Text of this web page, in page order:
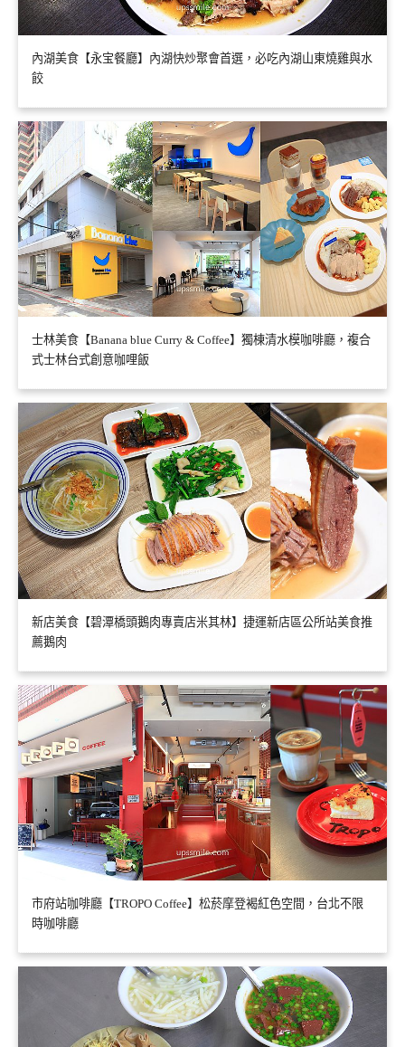
內湖美食【永宝餐廳】內湖快炒聚會首選，必吃內湖山東燒雞與水
餃
士林美食【Banana blue Curry & Coffee】獨棟清水模咖啡廳，複合
式士林台式創意咖哩飯
新店美食【碧潭橋頭鵝肉專賣店米其林】捷運新店區公所站美食推
薦鵝肉
市府站咖啡廳【TROPO Coffee】松菸摩登褐紅色空間，台北不限
時咖啡廳